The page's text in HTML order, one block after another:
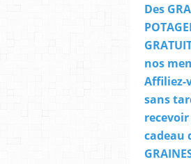
Des
nos
Affiliez-
sans
cadeau